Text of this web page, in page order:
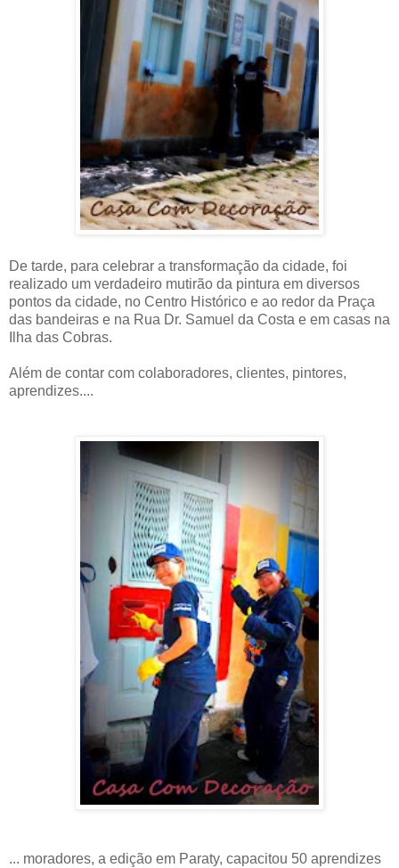
De tarde, para celebrar a transformação da cidade, foi
realizado um verdadeiro mutirão da pintura em diversos
pontos da cidade, no Centro Histórico e ao redor da Praça
das bandeiras e na Rua Dr. Samuel da Costa e em casas na
Ilha das Cobras.
Além de contar com colaboradores, clientes, pintores,
aprendizes....
... moradores, a edição em Paraty, capacitou 50 aprendizes